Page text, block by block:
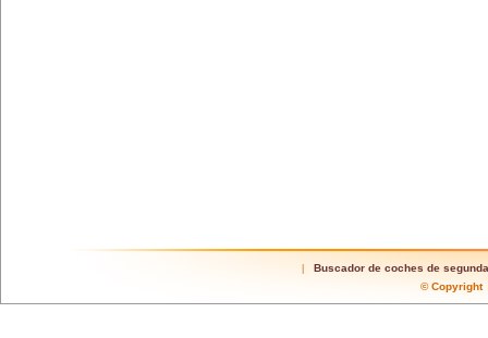
Buscador de coches de
©